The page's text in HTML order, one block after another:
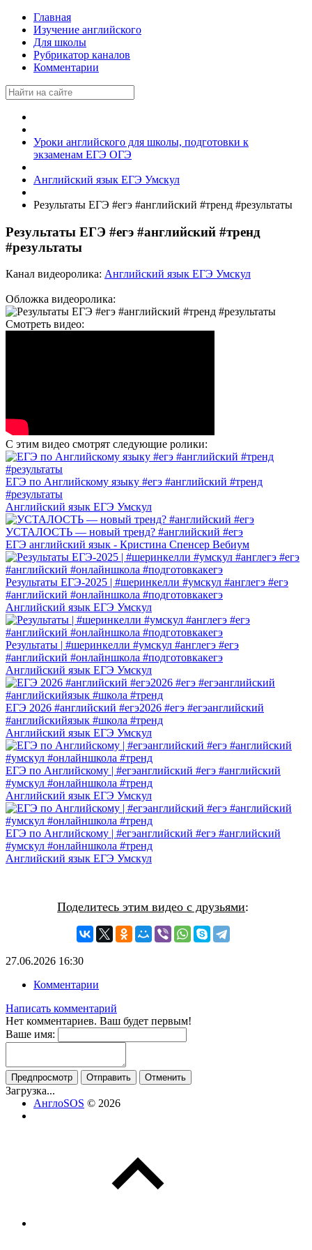
Главная
Изучение английского
Для школы
Рубрикатор каналов
Комментарии
Уроки английского для школы, подготовки к
экзаменам ЕГЭ ОГЭ
Английский язык ЕГЭ Умскул
Результаты ЕГЭ #егэ #английский #тренд #результаты
Результаты ЕГЭ #егэ #английский #тренд
#результаты
Канал видеоролика: Английский язык ЕГЭ Умскул
Обложка видеоролика:
Смотреть видео:
С этим видео смотрят следующие ролики:
ЕГЭ по Английскому языку #егэ #английский #тренд
#результаты
Английский язык ЕГЭ Умскул
УСТАЛОСТЬ — новый тренд? #английский #егэ
ЕГЭ английский язык - Кристина Спенсер Вебиум
Результаты ЕГЭ-2025 | #шеринкелли #умскул #англегэ #егэ
#английский #онлайншкола #подготовкакегэ
Английский язык ЕГЭ Умскул
Результаты | #шеринкелли #умскул #англегэ #егэ
#английский #онлайншкола #подготовкакегэ
Английский язык ЕГЭ Умскул
ЕГЭ 2026 #английский #егэ2026 #егэ #егэанглийский
#английскийязык #школа #тренд
Английский язык ЕГЭ Умскул
ЕГЭ по Английскому | #егэанглийский #егэ #английский
#умскул #онлайншкола #тренд
Английский язык ЕГЭ Умскул
ЕГЭ по Английскому | #егэанглийский #егэ #английский
#умскул #онлайншкола #тренд
Английский язык ЕГЭ Умскул
Поделитесь этим видео с друзьями:
27.06.2026 16:30
Комментарии
Написать комментарий
Нет комментариев. Ваш будет первым!
Ваше имя:
Предпросмотр Отправить Отменить
Загрузка...
АнглоSOS © 2026